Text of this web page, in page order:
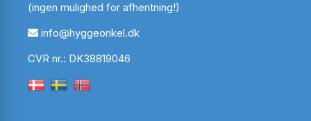
(ingen mulighed for afhentning!)
info@hyggeonkel.dk
CVR nr.: DK38819046